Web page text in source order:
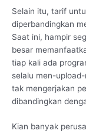
Selain itu, tarif
diperbandingkan
Saat ini, hampir
besar
tiap kali ada
selalu men-
tak mengerjakan
dibandingkan
Kian banyak